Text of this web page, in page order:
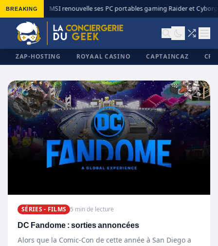
BREAKING MSI renouvelle ses PC portables gaming Raider et
ZAP-HOSTING ROYAAL CASINO CAPTAINCAZ
✕
SÉRIES - FILMS 5 min de lecture
DC Fandome : sorties annoncées
Alors que la Comic-Con de cette année à San Diego a